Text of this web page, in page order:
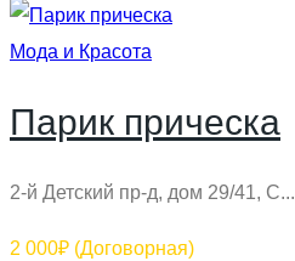
Мода и Красота
Парик прическа
2-й Детский пр-д, дом 29/41, С...
2 000₽ (Договорная)